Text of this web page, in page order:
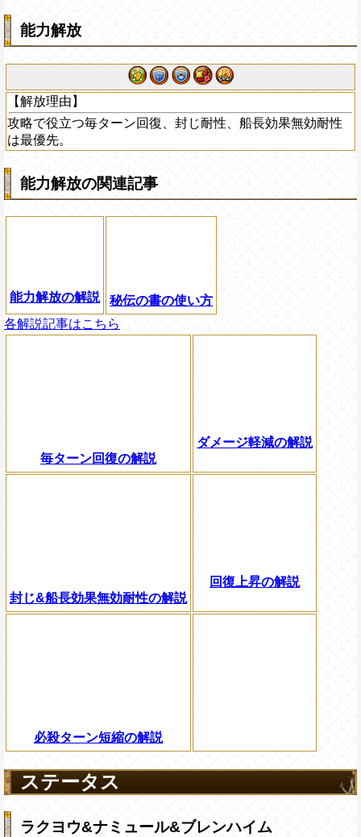
能力解放
【解放理由】
攻略で役立つ毎ターン回復、封じ耐性、船長効果無効耐性
は最優先。
能力解放の関連記事
能力解放の解説
秘伝の書の使い方
各解説記事はこちら
毎ターン回復の解説
ダメージ軽減の解説
封じ&船長効果無効耐性の解説
回復上昇の解説
必殺ターン短縮の解説
ステータス
ラクヨウ&ナミュール&ブレンハイム